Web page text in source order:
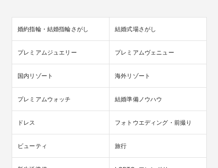
婚約指輪・結婚指輪さがし 結婚式場さがし
プレミアムジュエリー プレミアムヴェニュー
国内リゾート 海外リゾート
プレミアムウォッチ 結婚準備ノウハウ
ドレス フォトウエディング・前撮り
ビューティ 旅行